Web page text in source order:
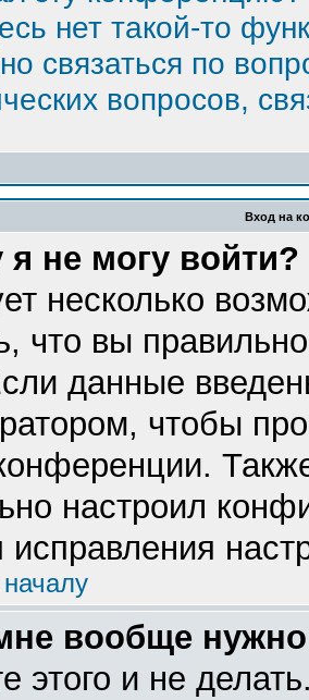
нет такой-то
связаться по
вопросов,
Вход на
не могу войти?
несколько
что вы
данные
чтобы
настроил
вообще нужно
этого и не